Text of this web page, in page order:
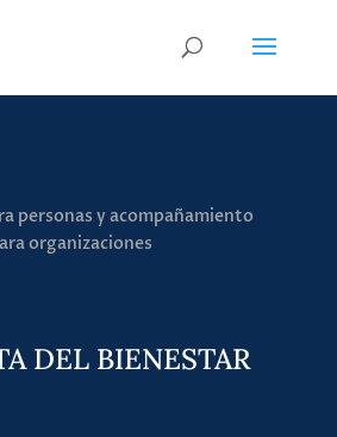
personas y acompañamiento
organizaciones
DEL BIENESTAR